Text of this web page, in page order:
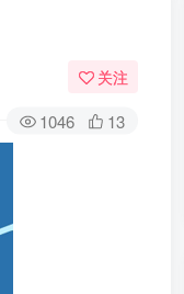
关注
1046 13